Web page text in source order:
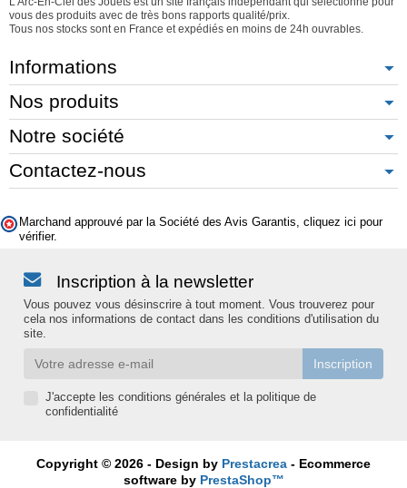
vous des produits avec de très bons rapports qualité/prix.
Tous nos stocks sont en France et expédiés en moins de 24h ouvrables.
Informations
Nos produits
Notre société
Contactez-nous
Marchand approuvé par la Société des Avis Garantis, cliquez ici pour
vérifier.
Inscription à la newsletter
Vous pouvez vous désinscrire à tout moment. Vous trouverez pour
cela nos informations de contact dans les conditions d'utilisation du
site.
J'accepte les conditions générales et la politique de
confidentialité
Copyright © 2026 - Design by Prestacrea - Ecommerce
software by PrestaShop™